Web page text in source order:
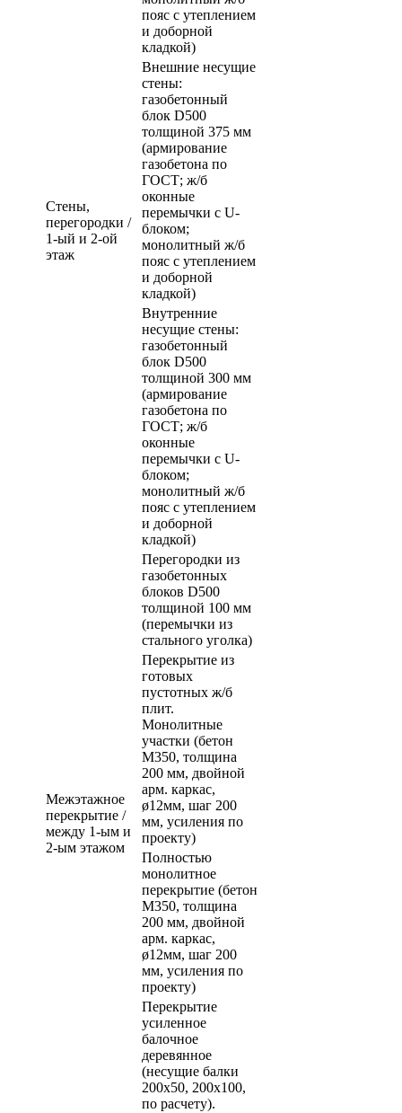
Стены,
перегородки /
1-ый и 2-ой
этаж
пояс с утеплением
и доборной
кладкой)
Внешние несущие
стены:
газобетонный
блок D500
толщиной 375 мм
(армирование
газобетона по
ГОСТ; ж/б
оконные
перемычки с U-
блоком;
монолитный ж/б
пояс с утеплением
и доборной
кладкой)
Внутренние
несущие стены:
газобетонный
блок D500
толщиной 300 мм
(армирование
газобетона по
ГОСТ; ж/б
оконные
перемычки с U-
блоком;
монолитный ж/б
пояс с утеплением
и доборной
кладкой)
Перегородки из
газобетонных
блоков D500
толщиной 100 мм
(перемычки из
стального уголка)
Межэтажное
перекрытие /
между 1-ым и
2-ым этажом
Перекрытие из
готовых
пустотных ж/б
плит.
Монолитные
участки (бетон
М350, толщина
200 мм, двойной
арм. каркас,
ø12мм, шаг 200
мм, усиления по
проекту)
Полностью
монолитное
перекрытие (бетон
М350, толщина
200 мм, двойной
арм. каркас,
ø12мм, шаг 200
мм, усиления по
проекту)
Перекрытие
усиленное
балочное
деревянное
(несущие балки
200х50, 200х100,
по расчету).